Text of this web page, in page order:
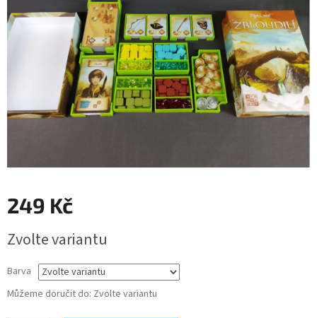
hvězdiček.
249 Kč
cena:
Zvolte variantu
Barva
Můžeme doručit do: Zvolte variantu